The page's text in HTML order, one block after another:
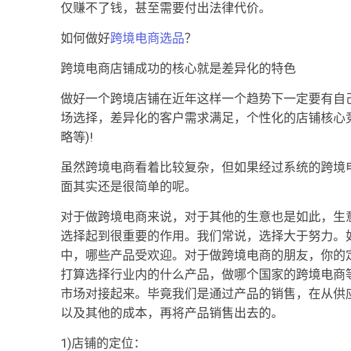
仅赚不了钱，甚至需要付出法律代价。
如何做好跨境电商选品？
跨境电商店铺成功的核心就是差异化的特色
做好一个跨境店铺在近年这样一个趋势下一定要有
场选择，差异化的客户需求满足，个性化的店铺核
略等)!
虽然跨境电商看着比较复杂，但如果经过系统的跨
面其实还是很简单的呢。
对于做跨境电商来说，对于其他的生意也是如此，
选择起到很重要的作用。我们常说，选择大于努力
中，哪些产品受欢迎。对于做跨境电商的朋友，你的
打算选择行业内的什么产品，做哪个国家的跨境电
市场对接起来。毕竟我们是通过产品的销售，在从
以及其他的成本，再将产品销售出去的。
1)店铺的定位：